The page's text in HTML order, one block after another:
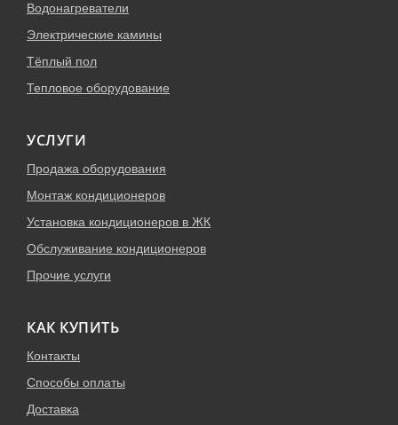
Водонагреватели
Электрические камины
Тёплый пол
Тепловое оборудование
УСЛУГИ
Продажа оборудования
Монтаж кондиционеров
Установка кондиционеров в ЖК
Обслуживание кондиционеров
Прочие услуги
КАК КУПИТЬ
Контакты
Способы оплаты
Доставка